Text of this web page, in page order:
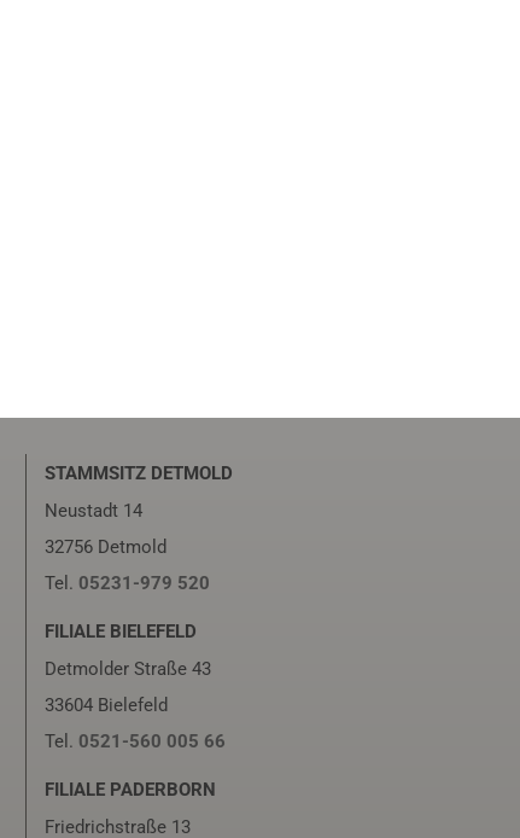
STAMMSITZ DETMOLD
Neustadt 14
32756 Detmold
Tel. 05231-979 520
FILIALE BIELEFELD
Detmolder Straße 43
33604 Bielefeld
Tel. 0521-560 005 66
FILIALE PADERBORN
Friedrichstraße 13